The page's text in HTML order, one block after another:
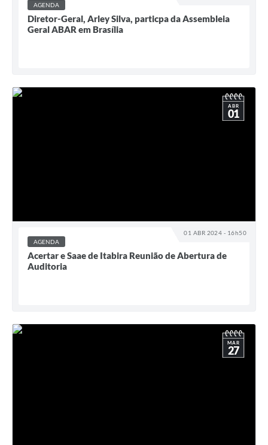
AGENDA
Diretor-Geral, Arley Silva, particpa da Assembleia
Geral ABAR em Brasília
01 ABR 2024 - 16h50
ABR
01
AGENDA
Acertar e Saae de Itabira Reunião de Abertura de
Auditoria
MAR
27